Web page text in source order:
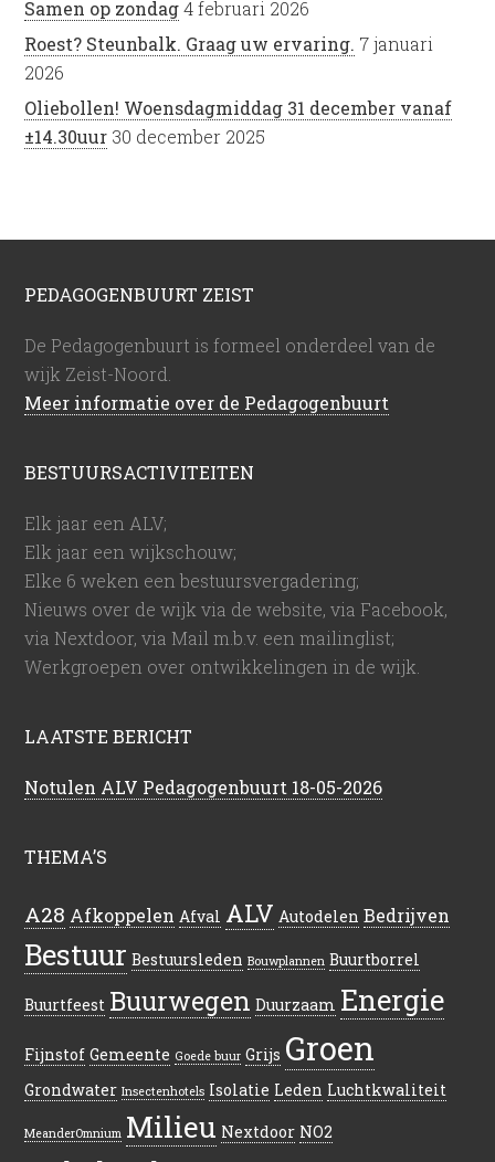
Samen op zondag 4 februari 2026
Roest? Steunbalk. Graag uw ervaring. 7 januari
2026
Oliebollen! Woensdagmiddag 31 december vanaf
±14.30uur 30 december 2025
PEDAGOGENBUURT ZEIST
De Pedagogenbuurt is formeel onderdeel van de
wijk Zeist-Noord.
Meer informatie over de Pedagogenbuurt
BESTUURSACTIVITEITEN
Elk jaar een ALV;
Elk jaar een wijkschouw;
Elke 6 weken een bestuursvergadering;
Nieuws over de wijk via de website, via Facebook,
via Nextdoor, via Mail m.b.v. een mailinglist;
Werkgroepen over ontwikkelingen in de wijk.
LAATSTE BERICHT
Notulen ALV Pedagogenbuurt 18-05-2026
THEMA’S
A28 Afkoppelen Afval ALV Autodelen Bedrijven
Bestuur Bestuursleden Bouwplannen Buurtborrel
Buurtfeest Buurwegen Duurzaam Energie
Fijnstof Gemeente Goede buur Grijs Groen
Grondwater Insectenhotels Isolatie Leden Luchtkwaliteit
MeanderOmnium Milieu Nextdoor NO2